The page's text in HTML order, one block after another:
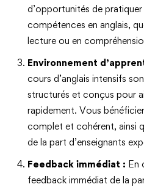
d’opportunités de
compétences en anglais,
lecture ou en
Environnement
cours d’anglais intensifs
structurés et conçus pour
rapidement. Vous
complet et cohérent, ainsi
de la part d’enseignants
Feedback immédiat : En
feedback immédiat de la